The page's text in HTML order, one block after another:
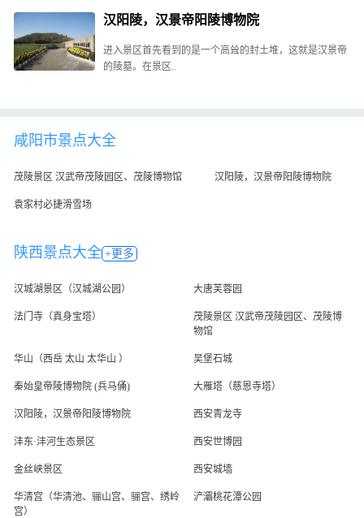
汉阳陵，汉景帝阳陵博物院
进入景区首先看到的是一个高耸的封土堆，这就是汉景帝
的陵墓。在景区..
咸阳市景点大全
茂陵景区 汉武帝茂陵园区、茂陵博物馆 汉阳陵，汉景帝阳陵博物院
袁家村必捷滑雪场
陕西景点大全 +更多
汉城湖景区（汉城湖公园） 大唐芙蓉园
法门寺（真身宝塔）
茂陵景区 汉武帝茂陵园区、茂陵博
物馆
华山（西岳 太山 太华山 ） 吴堡石城
秦始皇帝陵博物院 (兵马俑) 大雁塔（慈恩寺塔）
汉阳陵，汉景帝阳陵博物院 西安青龙寺
沣东·沣河生态景区 西安世博园
金丝峡景区 西安城墙
华清宫（华清池、骊山宫、骊宫、绣岭
宫）
浐灞桃花潭公园